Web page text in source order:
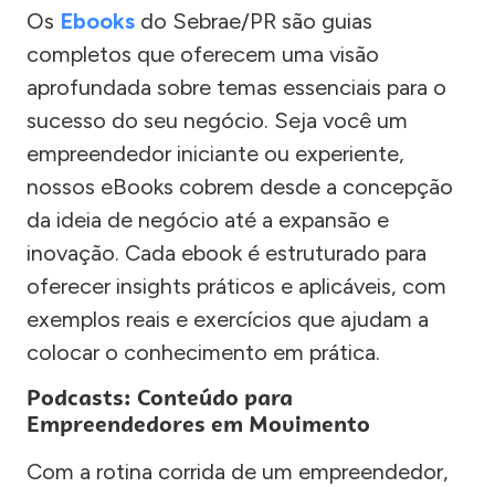
Os Ebooks do Sebrae/PR são guias
completos que oferecem uma visão
aprofundada sobre temas essenciais para o
sucesso do seu negócio. Seja você um
empreendedor iniciante ou experiente,
nossos eBooks cobrem desde a concepção
da ideia de negócio até a expansão e
inovação. Cada ebook é estruturado para
oferecer insights práticos e aplicáveis, com
exemplos reais e exercícios que ajudam a
colocar o conhecimento em prática.
Podcasts: Conteúdo para
Empreendedores em Movimento
Com a rotina corrida de um empreendedor,